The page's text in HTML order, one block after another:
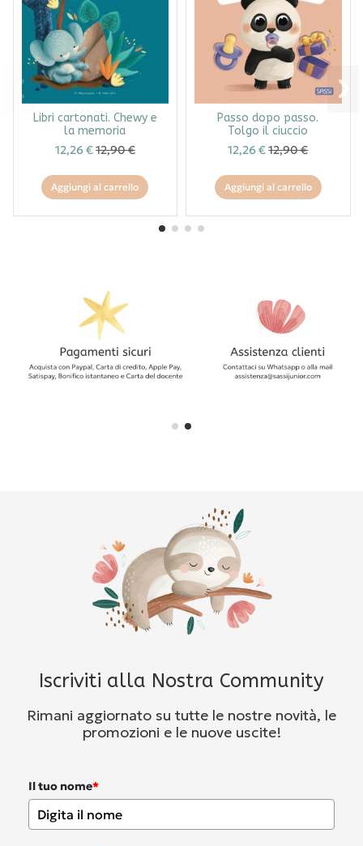
Libri cartonati. Chewy e
la memoria
12,26 €12,90 €
Aggiungi al carrello
Passo dopo passo.
Tolgo il ciuccio
12,26 €12,90 €
Aggiungi al carrello
Iscriviti alla Nostra Community
Rimani aggiornato su tutte le nostre novità, le
promozioni e le nuove uscite!
Il tuo nome*